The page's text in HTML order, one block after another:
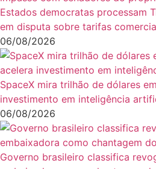
Estados democratas processam
em disputa sobre tarifas
06/08/2026
SpaceX mira trilhão de dólares
investimento em inteligência
06/08/2026
Governo brasileiro classifica